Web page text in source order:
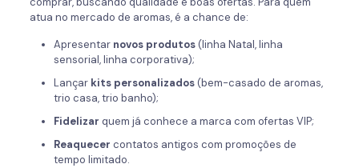
atua no mercado de aromas, é a chance de:
Apresentar novos produtos(linha Natal, linha
sensorial, linha corporativa);
Lançar kits personalizados(bem-casado de aromas,
trio casa, trio banho);
Fidelizar quem já conhece a marca com ofertas VIP;
Reaquecer contatos antigos com promoções de
tempo limitado.